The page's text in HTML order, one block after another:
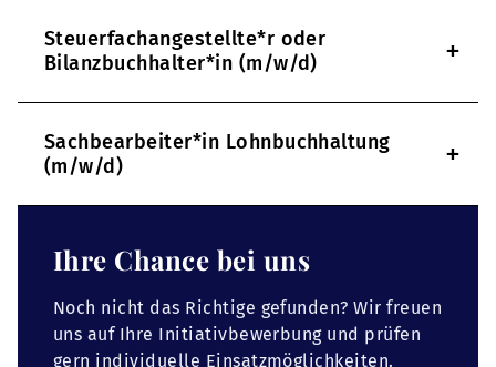
Steuerfachangestellte*r oder
Bilanzbuchhalter*in (m/w/d)
+
Sachbearbeiter*in Lohnbuchhaltung
(m/w/d)
+
Ihre Chance bei uns
Noch nicht das Richtige gefunden? Wir freuen
uns auf Ihre Initiativbewerbung und prüfen
gern individuelle Einsatzmöglichkeiten.